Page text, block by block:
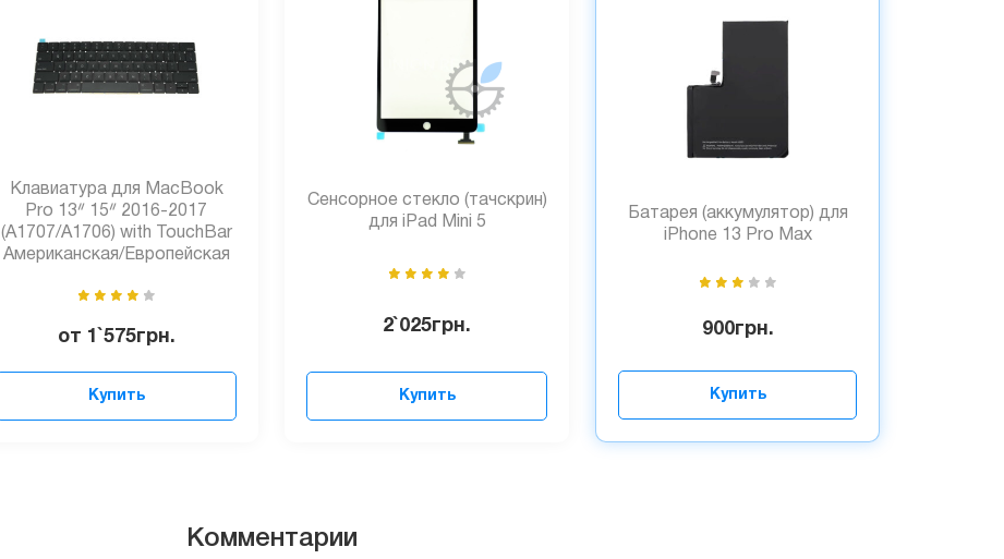
Клавиатура для MacBook
Pro 13ᐥ 15ᐥ 2016-2017
(A1707/A1706) with TouchBar
Американская/Европейская
от 1`575грн.
Купить
Сенсорное стекло (тачскрин)
для iPad Mini 5
2`025грн.
Купить
Батарея (аккумулятор) для
iPhone 13 Pro Max
900грн.
Купить
Комментарии